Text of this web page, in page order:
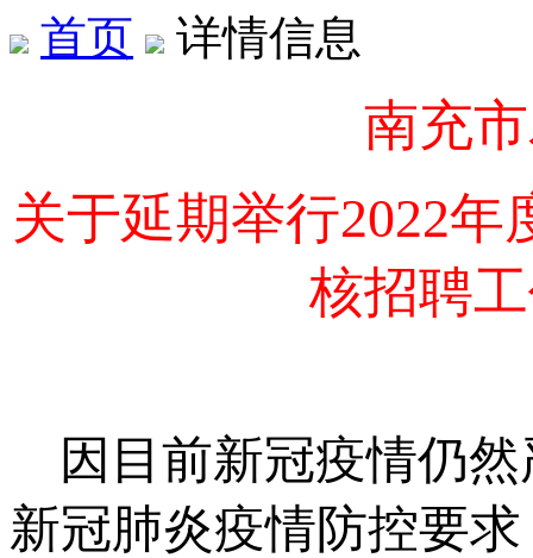
首页
详情信息
南充市
关于延期举行2022年
核招聘
因目前新冠疫情仍
新冠肺炎疫情防控要